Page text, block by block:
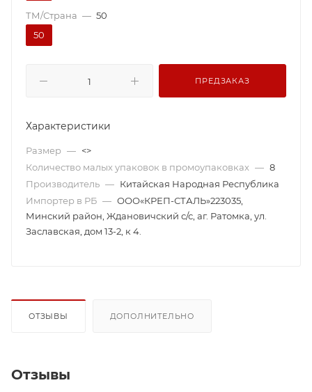
ТМ/Страна — 50
50
ПРЕДЗАКАЗ
Характеристики
Размер — <>
Количество малых упаковок в промоупаковках — 8
Производитель — Китайская Народная Республика
Импортер в РБ — ООО«КРЕП-СТАЛЬ»223035,
Минский район, Ждановичский с/с, аг. Ратомка, ул.
Заславская, дом 13-2, к 4.
ОТЗЫВЫ ДОПОЛНИТЕЛЬНО
Отзывы